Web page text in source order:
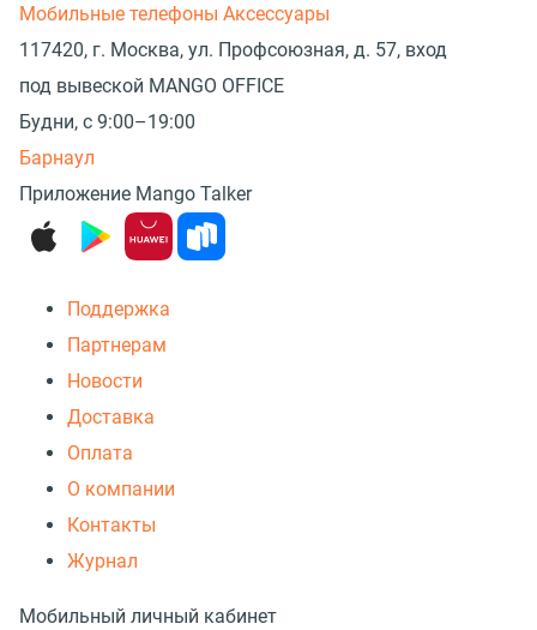
Мобильные телефоны Аксессуары
117420, г. Москва, ул. Профсоюзная, д. 57, вход
под вывеской MANGO OFFICE
Будни, с 9:00–19:00
Барнаул
Приложение Mango Talker
Поддержка
Партнерам
Новости
Доставка
Оплата
О компании
Контакты
Журнал
Мобильный личный кабинет